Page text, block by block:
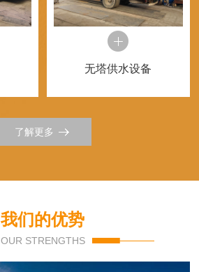
无塔供水设备
了解更多
我们的优势
OUR STRENGTHS